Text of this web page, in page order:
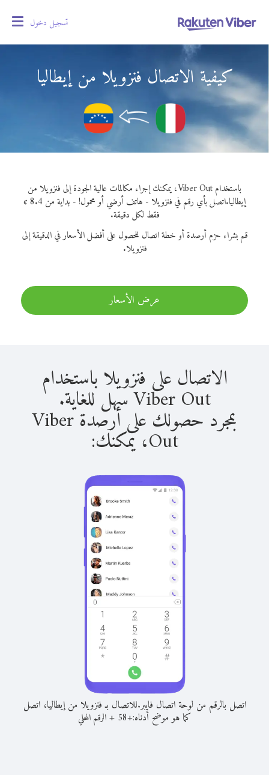
تسجيل دخول
كيفية الاتصال فنزويلا من إيطاليا
باستخدام Viber Out، يمكنك إجراء مكالمات عالية الجودة إلى فنزويلا من
إيطاليا.
اتصل بأي رقم في فنزويلا - هاتف أرضي أو محمول! - بداية من 8.4 ¢
فقط لكل دقيقة.
قم بشراء حزم أرصدة أو خطة اتصال للحصول على أفضل الأسعار في الدقيقة إلى
فنزويلا.
عرض الأسعار
الاتصال على فنزويلا باستخدام
Viber Out سهل للغاية.
بمجرد حصولك على أرصدة Viber
Out، يمكنك:
اتصل بالرقم من لوحة اتصال فايبر.للاتصال بـ فنزويلا من إيطاليا، اتصل
كما هو موضح أدناه:+
58
+الرقم المحلي